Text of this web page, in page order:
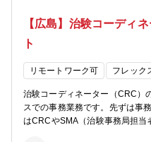
【広島】治験コーディ
ト
リモートワーク可 フレック
治験コーディネーター（CRC）
スでの事務業務です。先ずは事
はCRCやSMA（治験事務局担当